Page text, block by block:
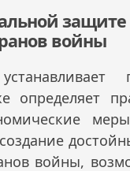
защите
войны
определяет
войны,